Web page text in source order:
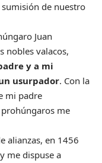
de nuestro
Juan
nobles valacos,
y a mi
usurpador. Con la
mi padre
me
alianzas, en 1456
me dispuse a